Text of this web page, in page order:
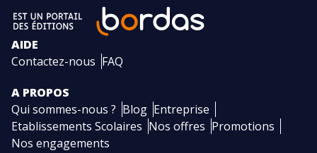
AIDE
Contactez-nous FAQ
A PROPOS
Qui sommes-nous ? Blog Entreprise
Etablissements Scolaires Nos offres Promotions
Nos engagements